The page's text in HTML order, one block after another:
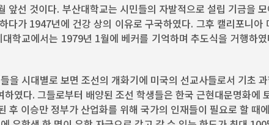
선 것이다. 부산대학교는 시민들의 자발적으로 설립 기금을
다가 1947년에 건강 상의 이유로 구국하였다. 그후 캘리포니아
학교에서는 1979년 1월에 베커를 기억하며 추도식을 거행하
을 시대별로 보면 조선의 개화기에 미국의 선교사들로서 기초
였다. 그들로부터 배양된 조선 학생들은 한국 근현대문명화에
후 이승만 정부가 산업화를 위해 국가의 인재들이 필요로 할 때